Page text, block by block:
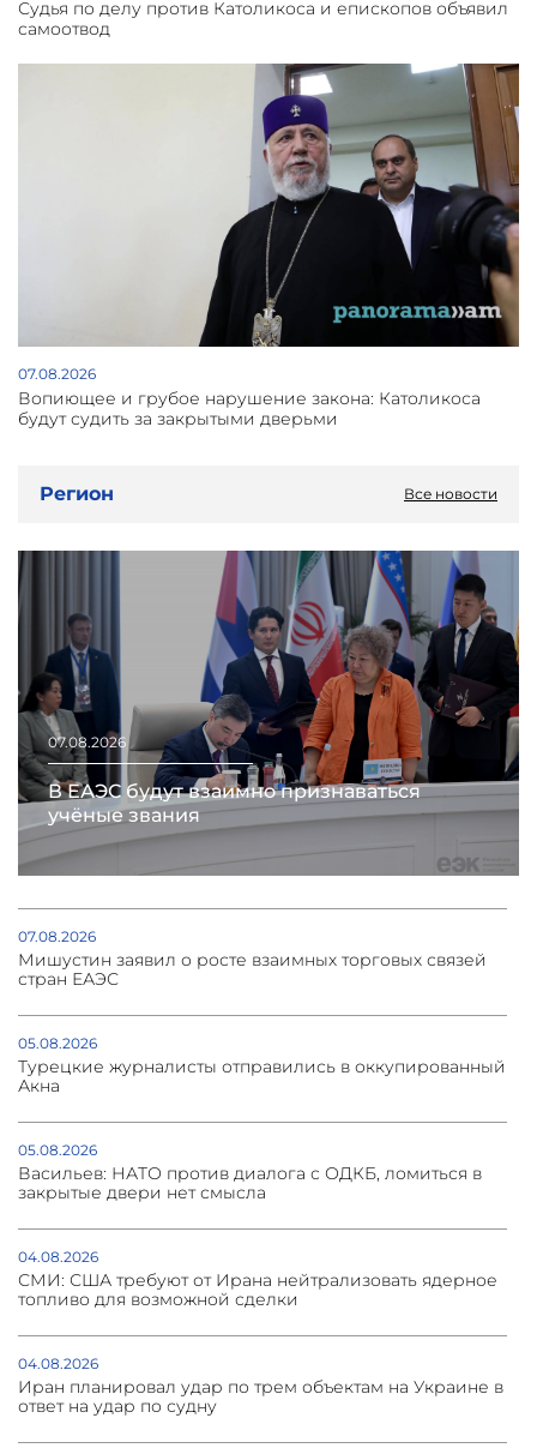
Судья по делу против Католикоса и епископов объявил
самоотвод
07.08.2026
Вопиющее и грубое нарушение закона: Католикоса
будут судить за закрытыми дверьми
Регион Все новости
07.08.2026
В ЕАЭС будут взаимно признаваться
учёные звания
07.08.2026
Мишустин заявил о росте взаимных торговых связей
стран ЕАЭС
05.08.2026
Турецкие журналисты отправились в оккупированный
Акна
05.08.2026
Васильев: НАТО против диалога с ОДКБ, ломиться в
закрытые двери нет смысла
04.08.2026
СМИ: США требуют от Ирана нейтрализовать ядерное
топливо для возможной сделки
04.08.2026
Иран планировал удар по трем объектам на Украине в
ответ на удар по судну